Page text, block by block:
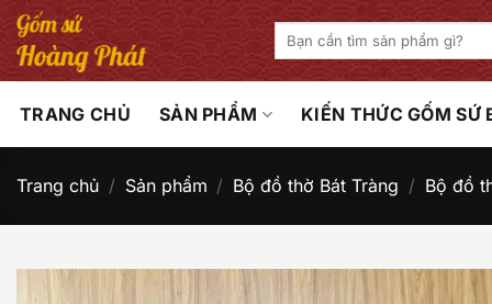
Bỏ
qua
nội
Tìm
kiếm:
TRANG CHỦ SẢN PHẨM KIẾN THỨC GỐM SỨ
Trang chủ / Sản phẩm / Bộ đồ thờ Bát Tràng / Bộ đồ